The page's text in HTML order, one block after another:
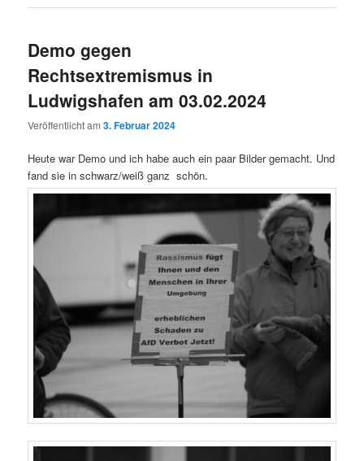
Demo gegen
Rechtsextremismus in
Ludwigshafen am 03.02.2024
Veröffentlicht am3. Februar 2024
Heute war Demo und ich habe auch ein paar Bilder gemacht. Und
fand sie in schwarz/weiß ganz schön.